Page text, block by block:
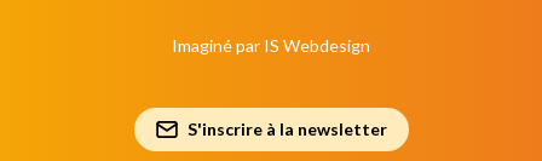
Imaginé par IS Webdesign
S'inscrire à la newsletter